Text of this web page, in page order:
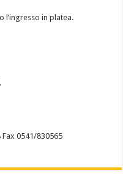
l’ingresso in platea.
Fax 0541/830565